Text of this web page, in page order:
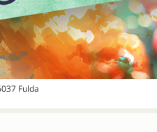
Fulda